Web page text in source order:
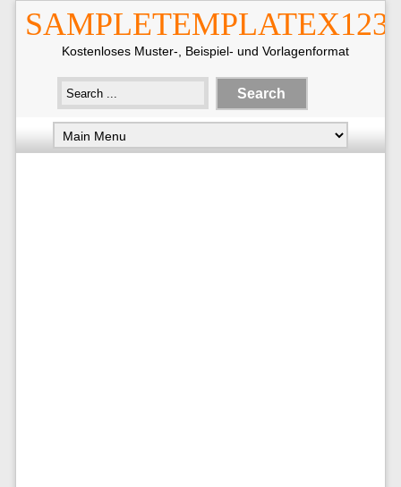
Kostenloses Muster-, Beispiel- und Vorlagenformat